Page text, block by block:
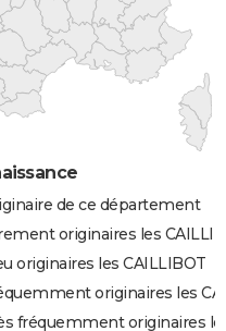
de ce département
originaires les
originaires les CAILLIBOT
originaires les
fréquemment originaires